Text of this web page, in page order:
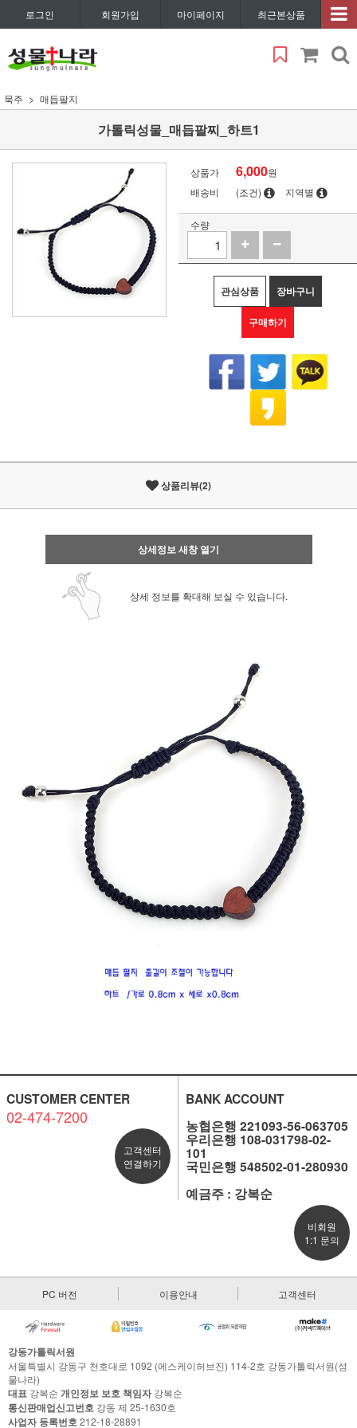
로그인 회원가입 마이페이지 최근본상품
묵주 매듭팔지
가톨릭성물_매듭팔찌_하트1
상품가 6,000원
배송비
(조건) 지역별
수량
관심상품 장바구니
구매하기
상품리뷰(2)
상세정보 새창 열기
상세 정보를 확대해 보실 수 있습니다.
CUSTOMER CENTER
02-474-7200
고객센터
연결하기
BANK ACCOUNT
농협은행 221093-56-063705
우리은행 108-031798-02-
101
국민은행 548502-01-280930
예금주 : 강복순
비회원
1:1 문의
PC 버전 이용안내 고객센터
강동가톨릭서원
서울특별시 강동구 천호대로 1092 (에스케이허브진) 114-2호 강동가톨릭서원(성
물나라)
대표 강복순 개인정보 보호 책임자강복순
통신판매업신고번호 강동 제 25-1630호
사업자 등록번호212-18-28891